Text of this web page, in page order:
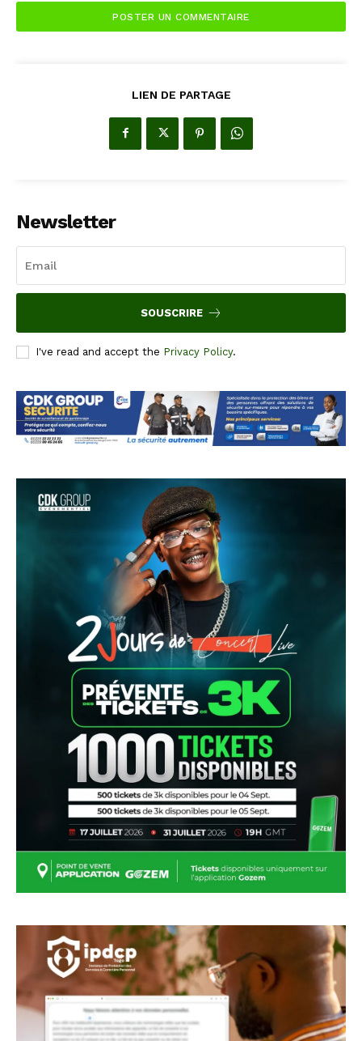
LIEN DE PARTAGE
Newsletter
SOUSCRIRE
I've read and accept the Privacy Policy.